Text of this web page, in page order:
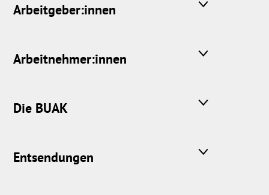
Arbeitgeber:innen
Arbeitnehmer:innen
Die BUAK
Entsendungen